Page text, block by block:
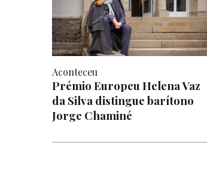
Aconteceu
Prémio Europeu Helena Vaz
da Silva distingue barítono
Jorge Chaminé